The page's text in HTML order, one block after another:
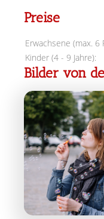
Preise
Erwachsene (max. 6
Kinder (4 - 9 Jahre):
Bilder von